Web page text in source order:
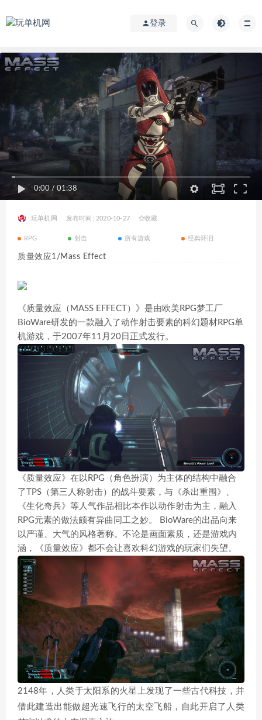
登录
0:00 / 01:38
玩单机网 发布时间: 2020-10-27 收藏
RPG 射击 所有游戏 经典怀旧
质量效应1/Mass Effect
《质量效应（MASS EFFECT）》是由欧美RPG梦工厂
BioWare研发的一款融入了动作射击要素的科幻题材RPG单
机游戏，于2007年11月20日正式发行。
《质量效应》在以RPG（角色扮演）为主体的结构中融合
了TPS（第三人称射击）的战斗要素，与《杀出重围》、
《生化奇兵》等人气作品相比本作以动作射击为主，融入
RPG元素的做法颇有异曲同工之妙。 BioWare的出品向来
以严谨、大气的风格著称。不论是画面素质，还是游戏内
涵，《质量效应》都不会让喜欢科幻游戏的玩家们失望。
2148年，人类于太阳系的火星上发现了一些古代科技，并
借此建造出能做超光速飞行的太空飞船，自此开启了人类